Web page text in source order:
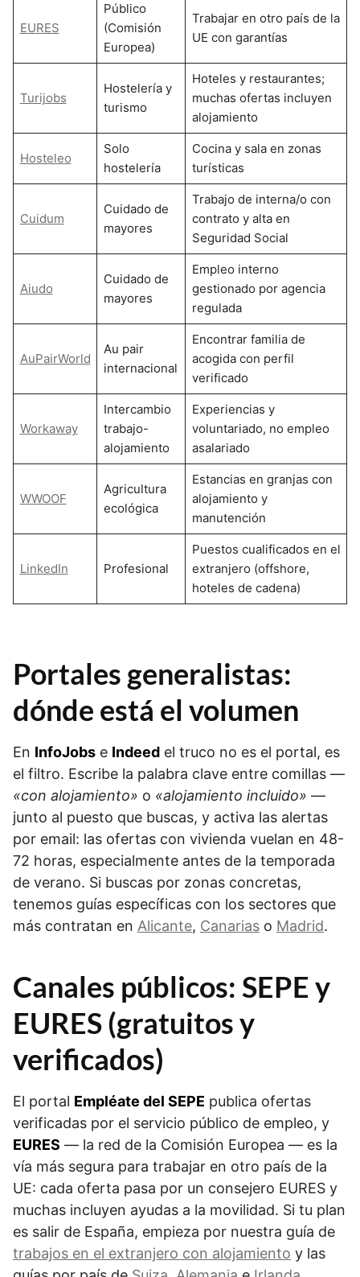
EURES
Público
(Comisión
Europea)
Trabajar en otro país de la
UE con garantías
Turijobs
Hostelería y
turismo
Hoteles y restaurantes;
muchas ofertas incluyen
alojamiento
Hosteleo
Solo
hostelería
Cocina y sala en zonas
turísticas
Cuidum
Cuidado de
mayores
Trabajo de interna/o con
contrato y alta en
Seguridad Social
Aiudo
Cuidado de
mayores
Empleo interno
gestionado por agencia
regulada
AuPairWorld
Au pair
internacional
Encontrar familia de
acogida con perfil
verificado
Workaway
Intercambio
trabajo-
alojamiento
Experiencias y
voluntariado, no empleo
asalariado
WWOOF
Agricultura
ecológica
Estancias en granjas con
alojamiento y
manutención
LinkedIn Profesional
Puestos cualificados en el
extranjero (offshore,
hoteles de cadena)
Portales generalistas:
dónde está el volumen
En InfoJobs e Indeed el truco no es el portal, es
el filtro. Escribe la palabra clave entre comillas —
«con alojamiento» o «alojamiento incluido» —
junto al puesto que buscas, y activa las alertas
por email: las ofertas con vivienda vuelan en 48-
72 horas, especialmente antes de la temporada
de verano. Si buscas por zonas concretas,
tenemos guías específicas con los sectores que
más contratan en Alicante, Canarias o Madrid.
Canales públicos: SEPE y
EURES (gratuitos y
verificados)
El portal Empléate del SEPE publica ofertas
verificadas por el servicio público de empleo, y
EURES — la red de la Comisión Europea — es la
vía más segura para trabajar en otro país de la
UE: cada oferta pasa por un consejero EURES y
muchas incluyen ayudas a la movilidad. Si tu plan
es salir de España, empieza por nuestra guía de
trabajos en el extranjero con alojamiento y las